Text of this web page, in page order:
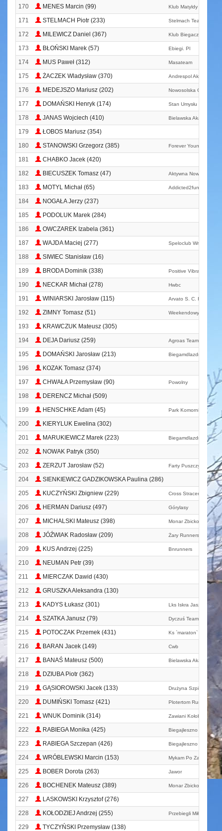
170 MENES Marcin (99) Klub Matyldy Leszno
171 STELMACH Piotr (233) Stelmach Team
172 MILEWICZ Daniel (367) Klub Biegacza
173 BŁOŃSKI Marek (57) Ebiegi. Pl
174 MUS Paweł (312) Masateam
175 ŻACZEK Wladysław (370) Andrespol Aktywnie
176 MEDEJSZO Mariusz (202) Nowosolska Grupa
177 DOMAŃSKI Henryk (174) Stan Umysłu Lewin
178 JANAS Wojciech (410) Bielawska Akademia
179
ŁOBOS Mariusz (354)
180
STANOWSKI Grzegorz (385) Forever Young
181
CHABKO Jacek (420)
182
BIECUSZEK Tomasz (47) Aktywna Nowa Ruda
183 MOTYL Michał (65) Addicted2fun
184
NOGAŁA Jerzy (237)
185
PODOLUK Marek (284)
186
OWCZAREK Izabela (361)
187
WAJDA Maciej (277) Speloclub Wrocław
188
SIWIEC Stanisław (16)
189
BRODA Dominik (338) Positive Vibration
190 NECKAR Michał (278) Hwbc
191 WINIARSKI Jarosław (115) Arvato S. C. Rep
192 ZIMNY Tomasz (51) Weekendowy Reset
193
KRAWCZUK Mateusz (305)
194
DEJA Dariusz (259) Agroas Team
195 DOMAŃSKI Jarosław (213) Biegamdlazdrowia. Pl
196
KOZAK Tomasz (374)
197
CHWAŁA Przemysław (90) Powolny
198
DERENCZ Michał (509)
199
HENSCHKE Adam (45) Park Komorniki
200
KIERYLUK Ewelina (302)
201
MARUKIEWICZ Marek (223) Biegamdlazdrowia. Pl
202
NOWAK Patryk (350)
203
ZERZUT Jarosław (52) Farty Puszczy
204
SIENKIEWICZ GADZIKOWSKA Paulina (286)
205
KUCZYŃSKI Zbigniew (229) Cross Straceńców
206 HERMAN Dariusz (497) Górylasy
207 MICHALSKI Mateusz (398) Monar Zbicko
208 JÓŹWIAK Radosław (209) Żary Runners Team
209 KUS Andrzej (225) Bnrunners
210
NEUMAN Petr (39)
211
MIERCZAK Dawid (430)
212
GRUSZKA Aleksandra (130)
213
KADYS Łukasz (301) Lks Iskra Jaszkowa
214 SZATKA Janusz (79) Dyczuś Team
215 POTOCZAK Przemek (431) Ks `maraton` Nowa
216 BARAN Jacek (149) Cwb
217 BANAŚ Mateusz (500) Bielawska Akademia
218
DZIUBA Piotr (362)
219
GĄSIOROWSKI Jacek (133) Drużyna Szpiku
220 DUMIŃSKI Tomasz (421) Plotertom Runner
221 WNUK Dominik (314) Zawiani Kołobrzeg
222 RABIEGA Monika (425) Biegajleszno
223 RABIEGA Szczepan (426) Biegajleszno
224 WRÓBLEWSKI Marcin (153) Mykam Po Zatorzu
225 BOBER Dorota (263) Jawor
226 BOCHENEK Mateusz (389) Monar Zbicko
227
LASKOWSKI Krzysztof (276)
228
KOŁODZIEJ Andrzej (255) Przebiegli Miłkowice
229
TYCZYŃSKI Przemysław (138)